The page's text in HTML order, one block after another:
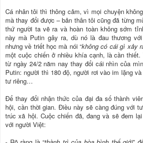
Cá nhân tôi thì thông cảm, vì mọi chuyện
mà thay đổi được – bản thân tôi cũng đã từng
thứ người ta vẽ ra và hoàn toàn không sớm
này mà Putin gây ra, dù nó là đau thương
nhưng về triết học mà nói “không có cái gì xảy
một cuộc chiến ở nhiều khía cạnh, là cần
từ ngày 24/2 năm nay thay đổi cái nhìn của
Putin: người thì 180 độ, người rơi vào im lặng
tư riêng…
Để thay đổi nhận thức của đại đa số thành
hội, cần thời gian. Điều này sẽ càng đúng với
trúc xã hội. Cuộc chiến đã, đang và sẽ đem lại
với người Việt: